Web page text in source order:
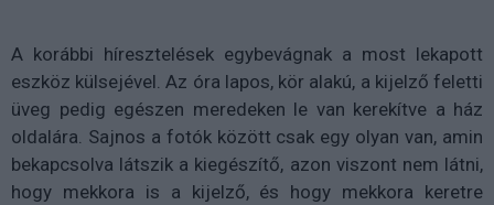
A korábbi híresztelések egybevágnak a most lekapott
eszköz külsejével. Az óra lapos, kör alakú, a kijelző feletti
üveg pedig egészen meredeken le van kerekítve a ház
oldalára. Sajnos a fotók között csak egy olyan van, amin
bekapcsolva látszik a kiegészítő, azon viszont nem látni,
hogy mekkora is a kijelző, és hogy mekkora keretre